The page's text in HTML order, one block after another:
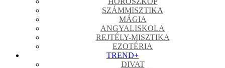
SZÁMMISZTIKA
MÁGIA
ANGYALISKOLA
REJTÉLY-MISZTIKA
EZOTÉRIA
TREND+
DIVAT